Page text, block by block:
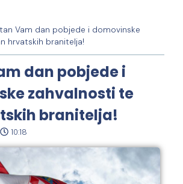
Vam dan pobjede i domovinske
hrvatskih branitelja!
dan pobjede i
zahvalnosti te
branitelja!
10:18